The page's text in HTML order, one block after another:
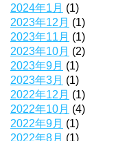
2024年1月 (1)
2023年12月 (1)
2023年11月 (1)
2023年10月 (2)
2023年9月 (1)
2023年3月 (1)
2022年12月 (1)
2022年10月 (4)
2022年9月 (1)
2022年8月 (1)